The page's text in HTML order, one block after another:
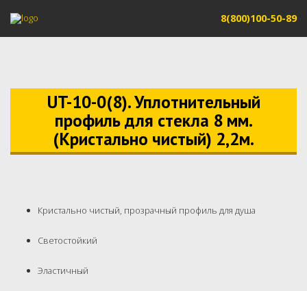
8(800)100-50-89
UT-10-0(8). Уплотнительный
профиль для стекла 8 мм.
(Кристально чистый) 2,2м.
Кристально чистый, прозрачный профиль для душа
Светостойкий
Эластичный